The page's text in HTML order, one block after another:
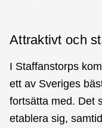
Attraktivt och
I Staffanstorps
ett av Sveriges
fortsätta med. Det
etablera sig,